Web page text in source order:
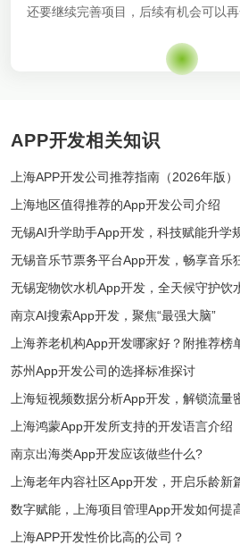
还要继续完善项目，后续有机会可以再
APP开发相关知识
上海APP开发公司推荐指南（2026年版）
上海地区值得推荐的App开发公司介绍
无锡AI升学助手App开发，科技赋能升学
无锡音乐节票务平台App开发，畅享音乐
无锡宠物饮水机App开发，全天候守护饮
南京AI搜索App开发，聚焦“最强大脑”
上海养老机构App开发哪家好？附推荐榜
苏州App开发公司的选择标准探讨
上海短视频数据分析App开发，解锁流量
上海鸿蒙App开发所支持的开发语言介绍
南京出海类App开发应该做些什么?
上海老年内容社区App开发，开启乐龄新
数字赋能，上海项目管理App开发如何提
上海APP开发性价比高的公司？